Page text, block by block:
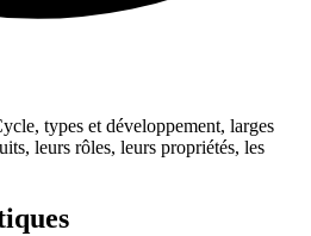
types et développement, larges
leurs rôles, leurs propriétés, les